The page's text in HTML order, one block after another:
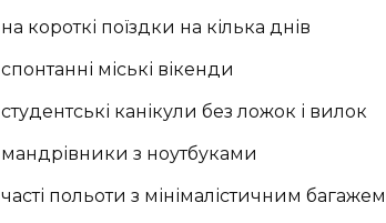
на короткі поїздки на кілька днів
спонтанні міські вікенди
студентські канікули без ложок і вилок
мандрівники з ноутбуками
часті польоти з мінімалістичним багажем